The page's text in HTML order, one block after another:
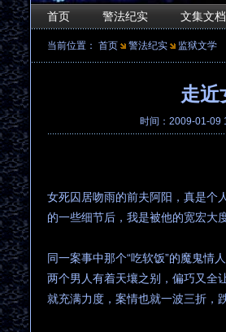
首页 警法纪实 文集文档
当前位置： 首页 警法纪实 监狱文学
走近
时间：2009-01-09
女死囚居吻雨的前夫阿阳，真是个
的一些细节后，我是被他的宽宏大
同一案事中那个“吃软饭”的魔鬼情
两个男人有着天壤之别，偏巧又全
就充满力度，案情也就一波三折，